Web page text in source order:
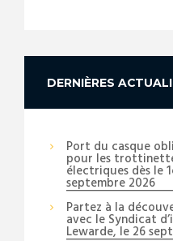
DERNIÈRES
Port du casque
pour les
électriques dès le
septembre 2026
Partez à la
avec le Syndicat
Lewarde, le 26